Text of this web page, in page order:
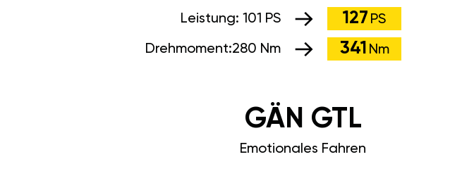
Leistung: 101 PS 127 PS
Drehmoment:280 Nm 341 Nm
GÄN GTL
Emotionales Fahren